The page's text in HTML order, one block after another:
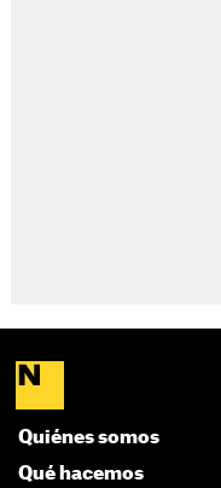
Quiénes somos
Qué hacemos